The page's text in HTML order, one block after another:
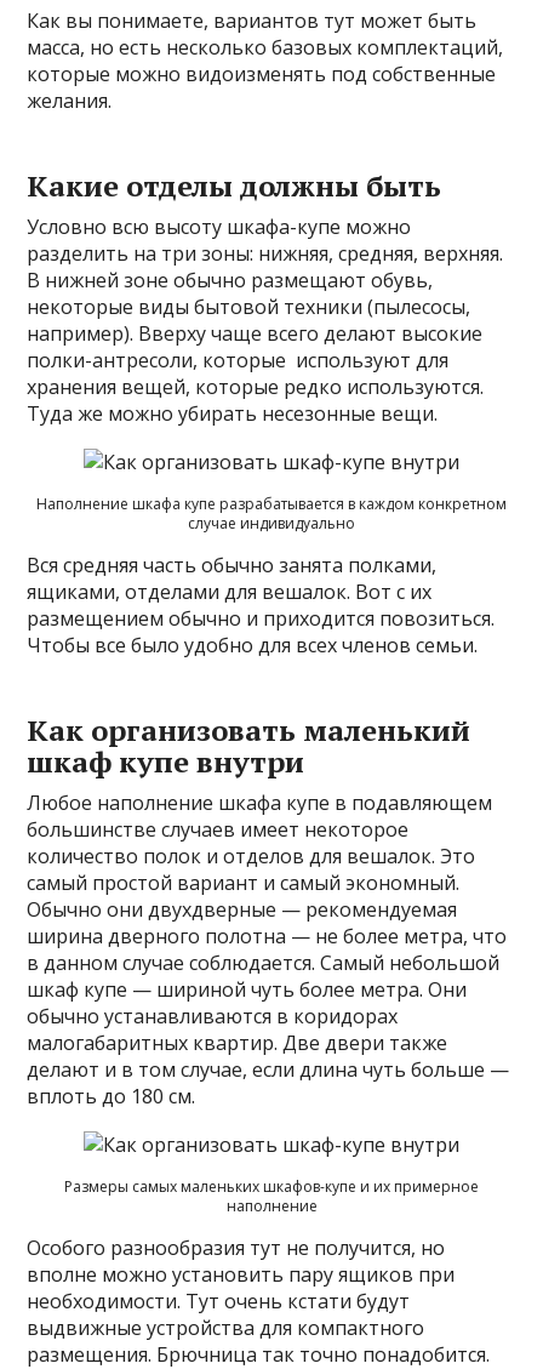
Как вы понимаете, вариантов тут может быть
масса, но есть несколько базовых комплектаций,
которые можно видоизменять под собственные
желания.
Какие отделы должны быть
Условно всю высоту шкафа-купе можно
разделить на три зоны: нижняя, средняя, верхняя.
В нижней зоне обычно размещают обувь,
некоторые виды бытовой техники (пылесосы,
например). Вверху чаще всего делают высокие
полки-антресоли, которые используют для
хранения вещей, которые редко используются.
Туда же можно убирать несезонные вещи.
Наполнение шкафа купе разрабатывается в каждом конкретном
случае индивидуально
Вся средняя часть обычно занята полками,
ящиками, отделами для вешалок. Вот с их
размещением обычно и приходится повозиться.
Чтобы все было удобно для всех членов семьи.
Как организовать маленький
шкаф купе внутри
Любое наполнение шкафа купе в подавляющем
большинстве случаев имеет некоторое
количество полок и отделов для вешалок. Это
самый простой вариант и самый экономный.
Обычно они двухдверные — рекомендуемая
ширина дверного полотна — не более метра, что
в данном случае соблюдается. Самый небольшой
шкаф купе — шириной чуть более метра. Они
обычно устанавливаются в коридорах
малогабаритных квартир. Две двери также
делают и в том случае, если длина чуть больше —
вплоть до 180 см.
Размеры самых маленьких шкафов-купе и их примерное
наполнение
Особого разнообразия тут не получится, но
вполне можно установить пару ящиков при
необходимости. Тут очень кстати будут
выдвижные устройства для компактного
размещения. Брючница так точно понадобится.